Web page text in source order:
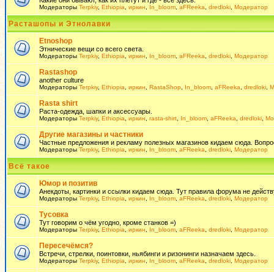
Модераторы Terpkiy, Ethiopia иркин In_bloom aFReeka dredloki Модератор
Расташопы и Этнолавки
Etnoshop
Этнические вещи со всего света.
Модераторы Terpkiy, Ethiopia иркин In_bloom aFReeka dredloki Модератор
Rastashop
another culture
Модераторы Terpkiy, Ethiopia иркин RastaShop In_bloom aFReeka dredloki
Rasta shirt
Раста-одежда, шапки и аксессуары.
Модераторы Terpkiy, Ethiopia иркин rasta-shirt In_bloom aFReeka dredloki
Другие магазины и частники
Частные предложения и рекламу полезных магазинов кидаем сюда.
Модераторы Terpkiy, Ethiopia иркин In_bloom aFReeka dredloki Модератор
Всё такое
Юмор и позитив
Анекдоты, картинки и ссылки кидаем сюда. Тут правила форума не
Модераторы Terpkiy, Ethiopia иркин In_bloom aFReeka dredloki Модератор
Тусовка
Тут говорим о чём угодно, кроме станков =)
Модераторы Terpkiy, Ethiopia иркин In_bloom aFReeka dredloki Модератор
Пересечёмся?
Встречи, стрелки, поинтовки, ньябинги и ризонинги назначаем здесь.
Модераторы Terpkiy, Ethiopia иркин In_bloom aFReeka dredloki Модератор